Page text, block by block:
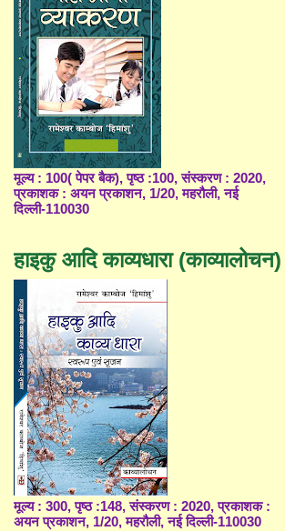
मूल्य : 100( पेपर बैक), पृष्ठ :100, संस्करण : 2020,
प्रकाशक : अयन प्रकाशन, 1/20, महरौली, नई
दिल्ली-110030
हाइकु आदि काव्यधारा (काव्यालोचन)
मूल्य : 300, पृष्ठ :148, संस्करण : 2020, प्रकाशक :
अयन प्रकाशन, 1/20, महरौली, नई दिल्ली-110030